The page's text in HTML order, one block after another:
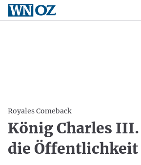
Royales Comeback
König Charles
die Öffentlichkeit